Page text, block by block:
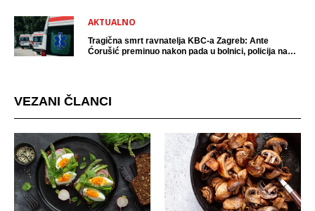
AKTUALNO
Tragična smrt ravnatelja KBC-a Zagreb: Ante
Ćorušić preminuo nakon pada u bolnici, policija na
VEZANI ČLANCI